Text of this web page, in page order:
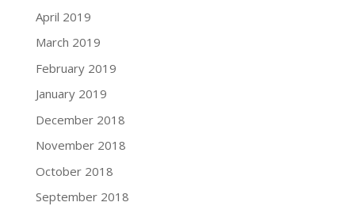
April 2019
March 2019
February 2019
January 2019
December 2018
November 2018
October 2018
September 2018